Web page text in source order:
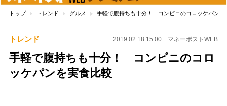
トップ トレンド グルメ 手軽で腹持ちも十分！ コンビニのコロッケパンを
トレンド 2019.02.18 15:00 マネーポストWEB
手軽で腹持ちも十分！ コンビニのコロ
ッケパンを実食比較